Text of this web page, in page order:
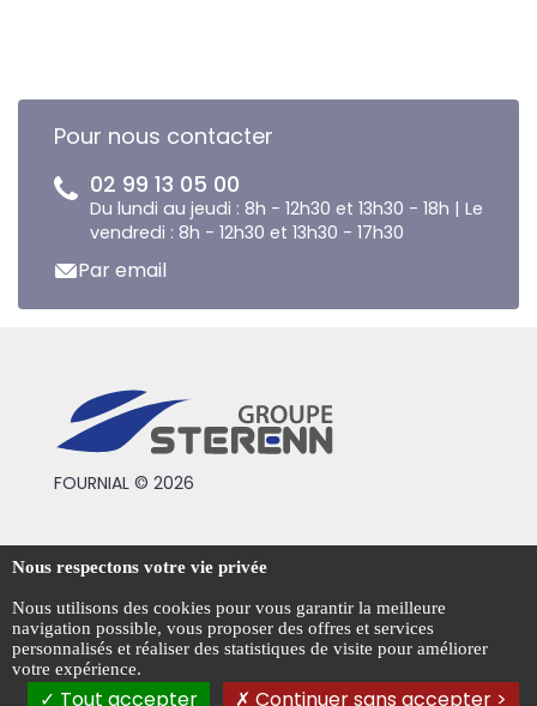
Pour nous contacter
02 99 13 05 00
Du lundi au jeudi : 8h - 12h30 et 13h30 - 18h | Le
vendredi : 8h - 12h30 et 13h30 - 17h30
Par email
FOURNIAL © 2026
Conditions générales de vente
Mentions légales
Politique de confidentialité
Gestion des cookies
Nous respectons votre vie privée
Nous utilisons des cookies pour vous garantir la meilleure
navigation possible, vous proposer des offres et services
personnalisés et réaliser des statistiques de visite pour améliorer
votre expérience.
Tout accepter Continuer sans accepter >